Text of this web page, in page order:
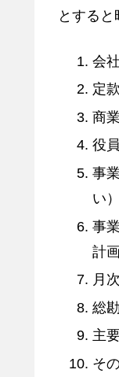
とする
会
定款
商
役
事
い）
事
計
月
総
主
そ